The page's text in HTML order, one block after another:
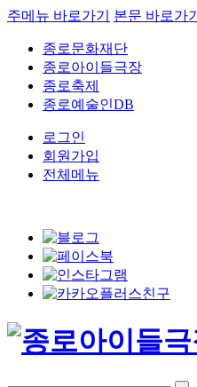
주메뉴 바로가기 본문 바로가기
종로문화재단
종로아이들극장
종로축제
종로예술인DB
로그인
회원가입
전체메뉴